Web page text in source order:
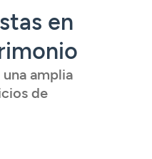
en
amplia
de